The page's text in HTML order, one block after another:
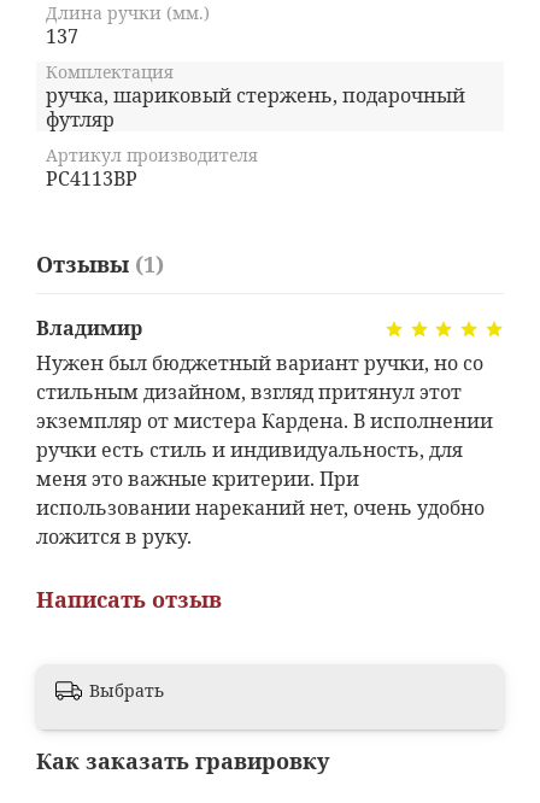
Длина ручки (мм.)
137
Комплектация
ручка, шариковый стержень, подарочный
футляр
Артикул производителя
PC4113BP
Отзывы (1)
Владимир
Нужен был бюджетный вариант ручки, но со
стильным дизайном, взгляд притянул этот
экземпляр от мистера Кардена. В исполнении
ручки есть стиль и индивидуальность, для
меня это важные критерии. При
использовании нареканий нет, очень удобно
ложится в руку.
Написать отзыв
Выбрать
Как заказать гравировку